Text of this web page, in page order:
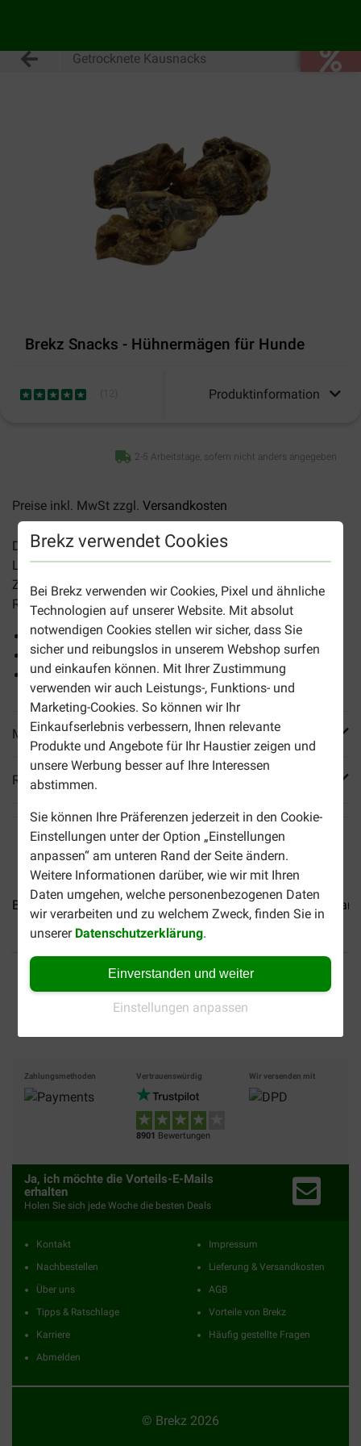
Brekz verwendet Cookies
Bei Brekz verwenden wir Cookies, Pixel und ähnliche
Technologien auf unserer Website. Mit absolut
notwendigen Cookies stellen wir sicher, dass Sie
sicher und reibungslos in unserem Webshop surfen
und einkaufen können. Mit Ihrer Zustimmung
verwenden wir auch Leistungs-, Funktions- und
Marketing-Cookies. So können wir Ihr
Einkaufserlebnis verbessern, Ihnen relevante
Produkte und Angebote für Ihr Haustier zeigen und
unsere Werbung besser auf Ihre Interessen
abstimmen.
Sie können Ihre Präferenzen jederzeit in den Cookie-
Einstellungen unter der Option „Einstellungen
anpassen“ am unteren Rand der Seite ändern.
Weitere Informationen darüber, wie wir mit Ihren
Daten umgehen, welche personenbezogenen Daten
wir verarbeiten und zu welchem Zweck, finden Sie in
unserer Datenschutzerklärung.
Einverstanden und weiter
Einstellungen anpassen
Getrocknete Kausnacks
Brekz Snacks - Hühnermägen für Hunde
Produktinformation
2-5 Arbeitstage, sofern nicht anders angegeben
Preise inkl. MwSt zzgl. Versandkosten
DieBrekz Snacks - Hühnermägen für Hunde
Leckerbissen zum Kauen. Sie eignen sich als
Zwischenmahlzeit oder als Belohnung für Hunde aller
Rassen.
100% natürlich
Ohne künstliche Duft-, Farb- und Geschmacksstoffe
Herrlich schmackhafter Kauspaß
Mehr Produktinfos
Reviews
Brekz Snacks - Pure Würste... Brekz Snacks -
Versandkostenfrei ab 69
Zahlungsmethoden Vertrauenswürdig
8901 Bewertungen
Wir versenden mit
Ja, ich möchte die Vorteils-E-Mails
erhalten
Holen Sie sich jede Woche die besten Deals
Kontakt
Nachbestellen
Über uns
Tipps & Ratschlage
Karriere
Abmelden
Impressum
Lieferung & Versandkosten
AGB
Vorteile von Brekz
Häufig gestellte Fragen
© Brekz 2026